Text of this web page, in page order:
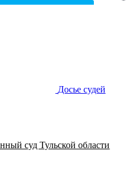
Досье судей
суд Тульской области